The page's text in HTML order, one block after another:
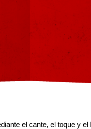
el cante, el toque y el